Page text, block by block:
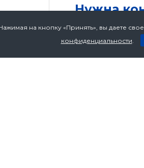
Нужна
Оставьте ваши
на кнопку «Принять», вы даете свое
конфиденциальности.